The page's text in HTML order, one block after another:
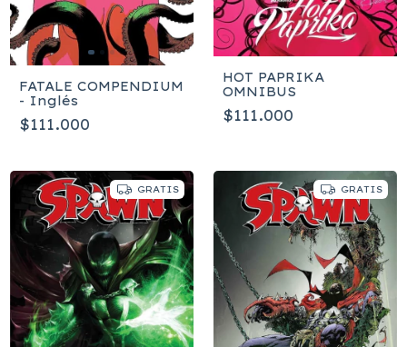
FATALE COMPENDIUM
- Inglés
$111.000
HOT PAPRIKA
OMNIBUS
$111.000
GRATIS GRATIS